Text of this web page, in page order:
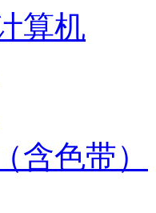
算机
含色带）